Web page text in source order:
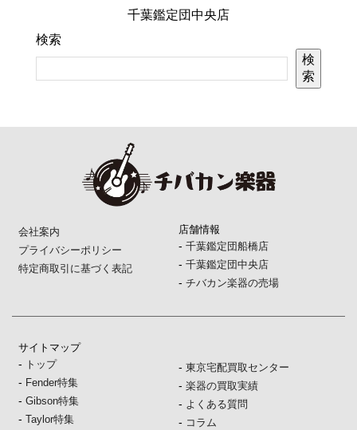
千葉鑑定団中央店
検索
検
索
会社案内
プライバシーポリシー
特定商取引に基づく表記
店舗情報
- 千葉鑑定団船橋店
- 千葉鑑定団中央店
- チバカン楽器の売場
サイトマップ
- トップ
- Fender特集
-Gibson特集
-Taylor特集
- 東京宅配買取センター
- 楽器の買取実績
- よくある質問
- コラム